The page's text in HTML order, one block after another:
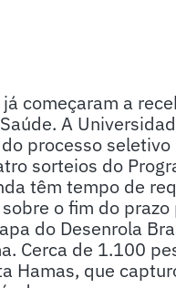
começaram a
A
processo seletivo
sorteios do
têm tempo de
o fim do
do Desenrola
Cerca de 1.100
Hamas, que